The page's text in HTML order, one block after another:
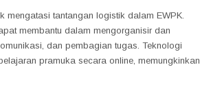
mengatasi tantangan logistik dalam EWPK.
membantu dalam mengorganisir dan
dan pembagian tugas. Teknologi
pramuka secara online, memungkinkan